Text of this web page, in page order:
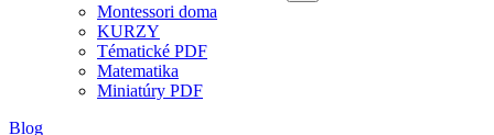
Montessori doma
KURZY
Tématické PDF
Matematika
Miniatúry PDF
Blog